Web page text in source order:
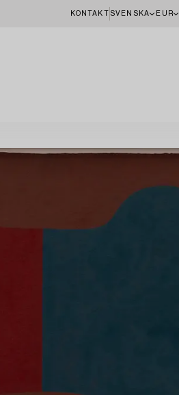
KONTAKT SVENSKA EUR